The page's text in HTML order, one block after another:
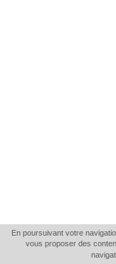
En poursuivant votre
vous proposer des